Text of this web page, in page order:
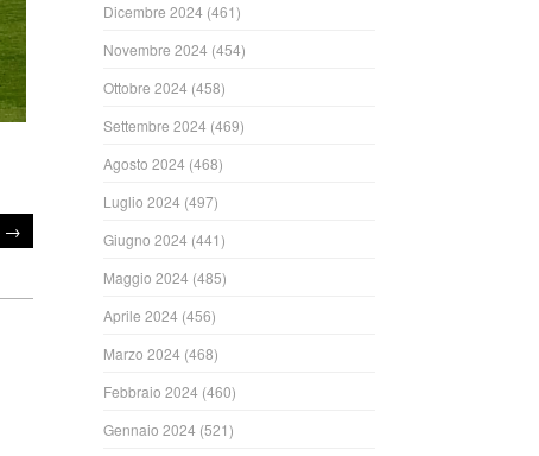
→
Dicembre 2024 (461)
Novembre 2024 (454)
Ottobre 2024 (458)
Settembre 2024 (469)
Agosto 2024 (468)
Luglio 2024 (497)
Giugno 2024 (441)
Maggio 2024 (485)
Aprile 2024 (456)
Marzo 2024 (468)
Febbraio 2024 (460)
Gennaio 2024 (521)